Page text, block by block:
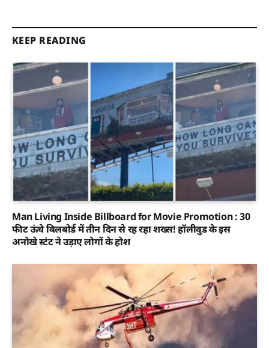
KEEP READING
Man Living Inside Billboard for Movie Promotion : 30
फीट ऊंचे बिलबोर्ड में तीन दिन से रह रहा शख्स! हॉलीवुड के इस
अनोखे स्टंट ने उड़ाए लोगों के होश